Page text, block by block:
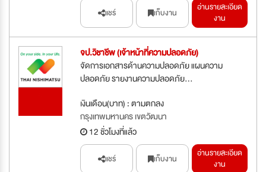
แชร์ เก็บงาน
อ่านรายละเอียด
งาน
จป.วิชาชีพ (เจ้าหน้าที่ความปลอดภัย)
จัดการเอกสารด้านความปลอดภัย แผนความ
ปลอดภัย รายงานความปลอดภัย...
เงินเดือน(บาท) : ตามตกลง
กรุงเทพมหานคร เขตวัฒนา
12 ชั่วโมงที่แล้ว
แชร์ เก็บงาน
อ่านรายละเอียด
งาน